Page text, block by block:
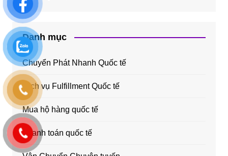
Danh mục
Chuyển Phát Nhanh Quốc tế
Dịch vụ Fulfillment Quốc tế
Mua hộ hàng quốc tế
Thanh toán quốc tế